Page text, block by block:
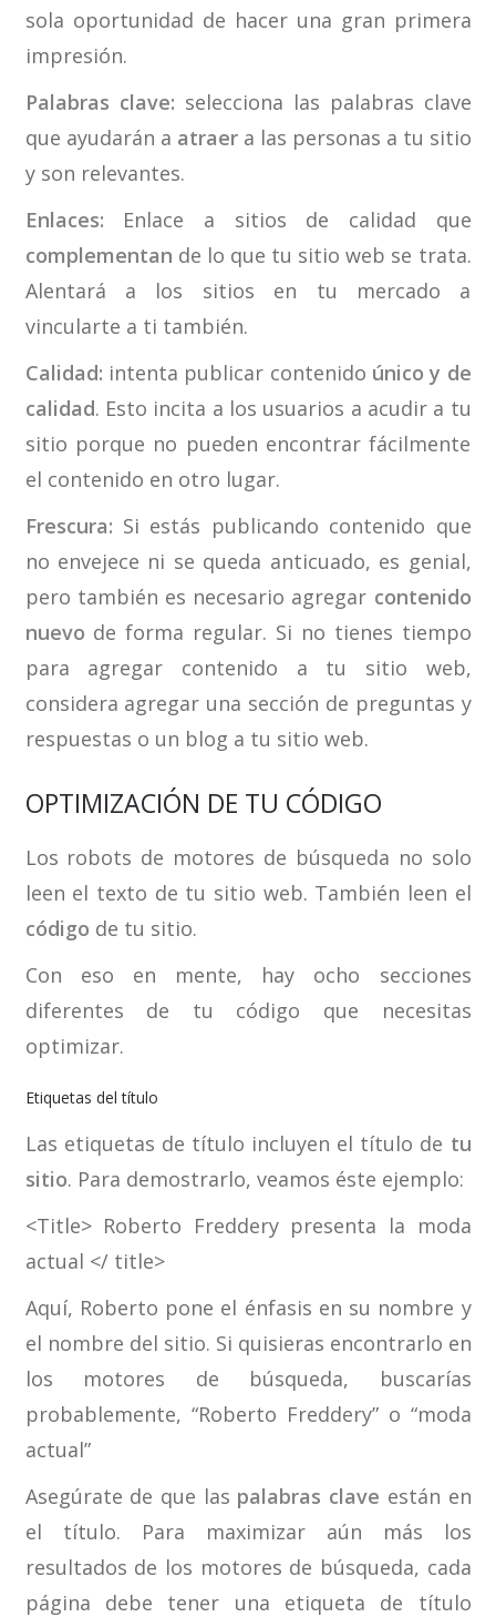
sola oportunidad de hacer una gran primera
impresión.
Palabras clave: selecciona las palabras clave
que ayudarán a atraer a las personas a tu sitio
y son relevantes.
Enlaces: Enlace a sitios de calidad que
complementan de lo que tu sitio web se trata.
Alentará a los sitios en tu mercado a
vincularte a ti también.
Calidad: intenta publicar contenido único y de
calidad. Esto incita a los usuarios a acudir a tu
sitio porque no pueden encontrar fácilmente
el contenido en otro lugar.
Frescura: Si estás publicando contenido que
no envejece ni se queda anticuado, es genial,
pero también es necesario agregar contenido
nuevo de forma regular. Si no tienes tiempo
para agregar contenido a tu sitio web,
considera agregar una sección de preguntas y
respuestas o un blog a tu sitio web.
OPTIMIZACIÓN DE TU CÓDIGO
Los robots de motores de búsqueda no solo
leen el texto de tu sitio web. También leen el
código de tu sitio.
Con eso en mente, hay ocho secciones
diferentes de tu código que necesitas
optimizar.
Etiquetas del título
Las etiquetas de título incluyen el título de tu
sitio. Para demostrarlo, veamos éste ejemplo:
<Title> Roberto Freddery presenta la moda
actual </ title>
Aquí, Roberto pone el énfasis en su nombre y
el nombre del sitio. Si quisieras encontrarlo en
los motores de búsqueda, buscarías
probablemente, “Roberto Freddery” o “moda
actual”
Asegúrate de que las palabras clave están en
el título. Para maximizar aún más los
resultados de los motores de búsqueda, cada
página debe tener una etiqueta de título